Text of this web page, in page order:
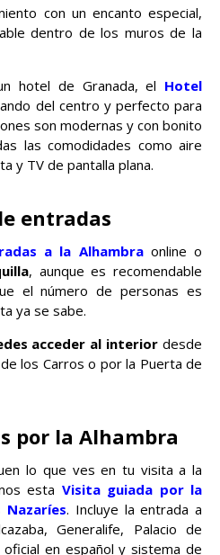
con un encanto especial,
dentro de los muros de la
hotel de Granada, el Hotel
del centro y perfecto para
son modernas y con bonito
las comodidades como aire
y TV de pantalla plana.
entradas
a la Alhambra online o
, aunque es recomendable
el número de personas es
ya se sabe.
acceder al interior desde
los Carros o por la Puerta de
por la Alhambra
lo que ves en tu visita a la
esta Visita guiada por la
Nazaríes. Incluye la entrada a
Generalife, Palacio de
en español y sistema de